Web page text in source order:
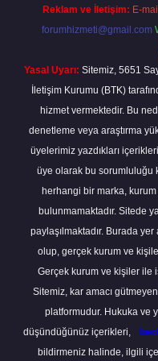
Reklam ve İletişim: E-
forumhizmeti@gmail.com
Yasal Uyarı: Sitemiz, 5651
İletişim Kurumu (BTK)
hizmet vermektedir. Bu
denetleme veya araştırma
üyelerimiz yazdıkları
üye olarak bu sorumluluğu
herhangi bir marka, kurum
bulunmamaktadır. Sitede
paylaşılmaktadır. Burada
olup, gerçek kurum ve
Gerçek kurum ve kişiler ile
Sitemiz, kar amacı
platformudur. Hukuka ve
düşündüğünüz içerikleri,
bildirmeniz halinde, ilgili